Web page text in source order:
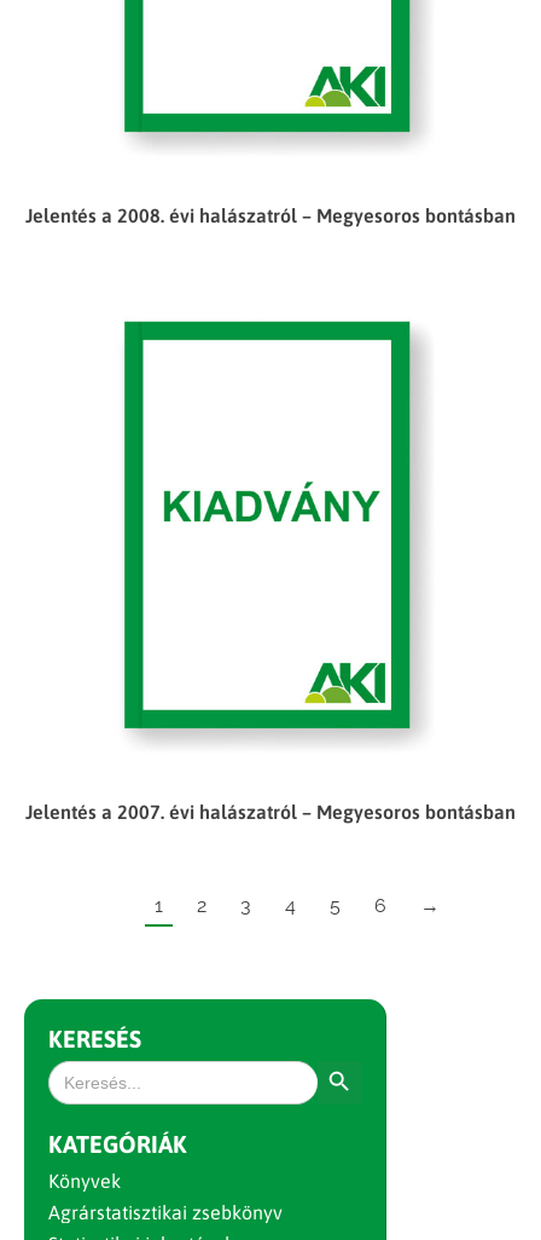
Jelentés a 2008. évi halászatról – Megyesoros bontásban
Jelentés a 2007. évi halászatról – Megyesoros bontásban
1 2 3 4 5 6 →
KERESÉS
Search
for:
KATEGÓRIÁK
Könyvek
Agrárstatisztikai zsebkönyv